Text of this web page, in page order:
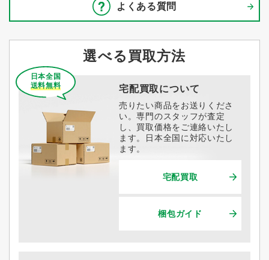
よくある質問
選べる買取方法
宅配買取について
日本全国
送料無料
売りたい商品をお送りくださ
い。専門のスタッフが査定
し、買取価格をご連絡いたし
ます。日本全国に対応いたし
ます。
宅配買取
梱包ガイド